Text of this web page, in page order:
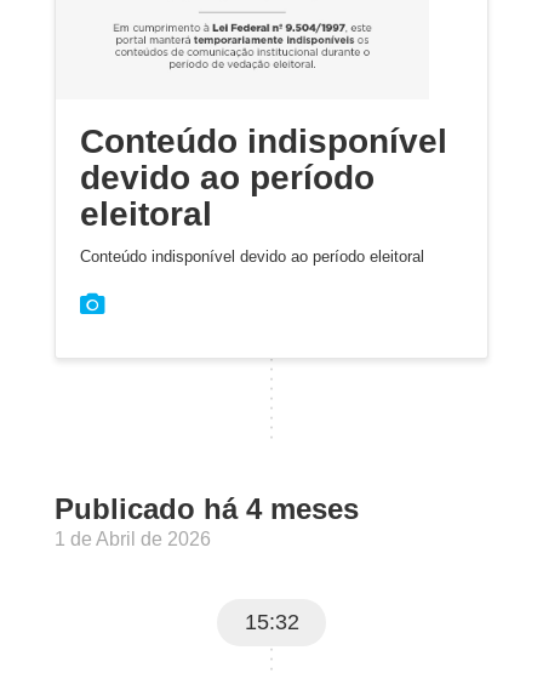
Conteúdo indisponível
devido ao período
eleitoral
Conteúdo indisponível devido ao período eleitoral
Publicado há 4 meses
1 de Abril de 2026
15:32